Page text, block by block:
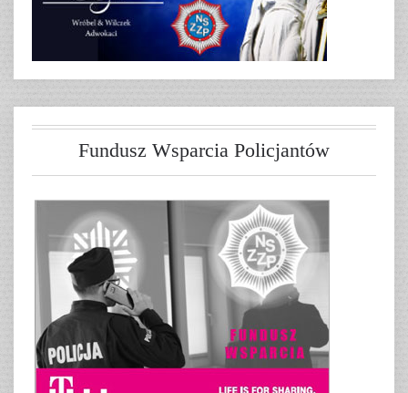
Fundusz Wsparcia Policjantów